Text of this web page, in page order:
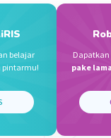
Iklan
membuat magnet,
dengan
(pengaliran
·0.0( Balas
belajar
pintarmu!
Dapatkan
pake lama